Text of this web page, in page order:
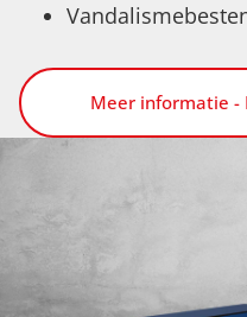
Meer informatie -